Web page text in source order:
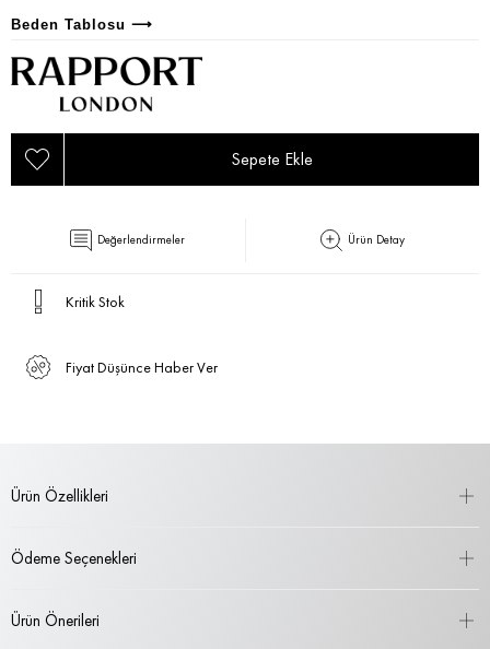
Beden Tablosu ⟶
Değerlendirmeler Ürün Detay
Kritik Stok
Fiyat Düşünce Haber Ver
Ürün Özellikleri
Ödeme Seçenekleri
Ürün Önerileri